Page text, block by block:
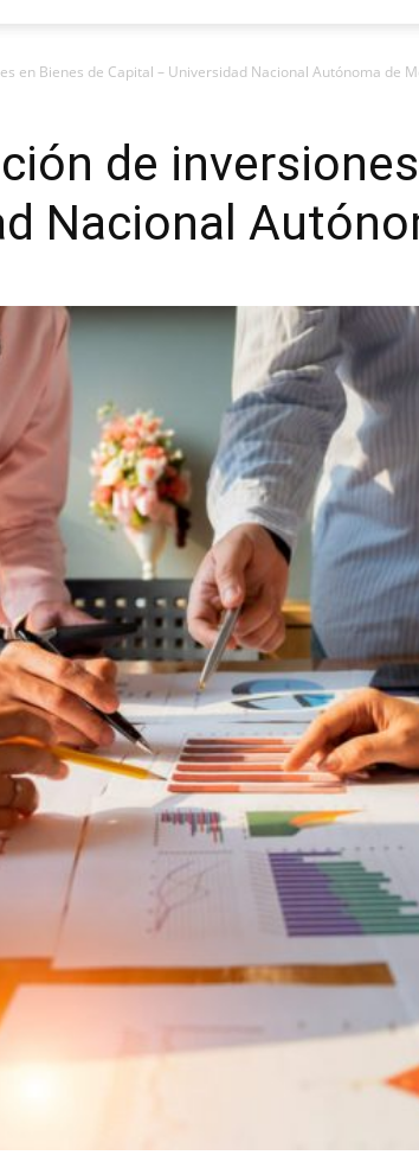
en Bienes de Capital – Universidad Nacional Autónoma de
de
Nacional